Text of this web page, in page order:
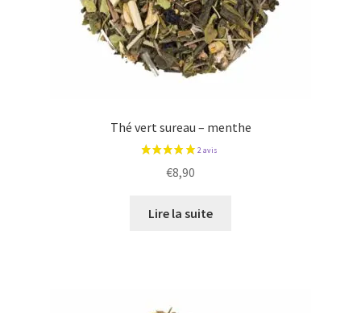
Thé vert sureau – menthe
€8,90
Lire la suite